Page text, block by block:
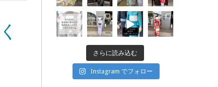
さらに読み込む
Instagram でフォロー